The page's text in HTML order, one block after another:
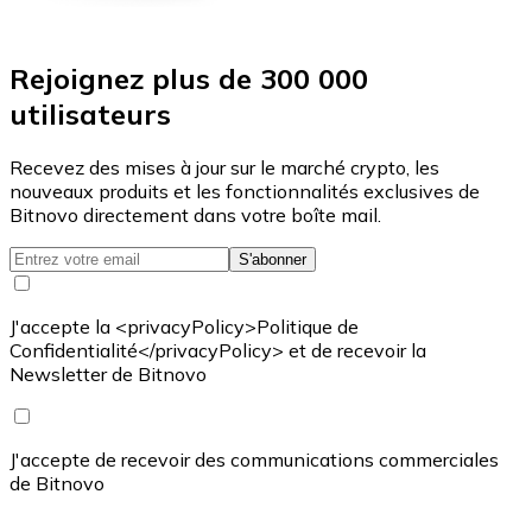
Rejoignez plus de 300 000
utilisateurs
Recevez des mises à jour sur le marché crypto, les
nouveaux produits et les fonctionnalités exclusives de
Bitnovo directement dans votre boîte mail.
S'abonner
J'accepte la <privacyPolicy>Politique de
Confidentialité</privacyPolicy> et de recevoir la
Newsletter de Bitnovo
J'accepte de recevoir des communications commerciales
de Bitnovo